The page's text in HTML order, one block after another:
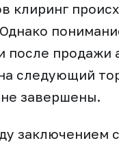
клиринг
после продажи
следующий
завершены.
заключением